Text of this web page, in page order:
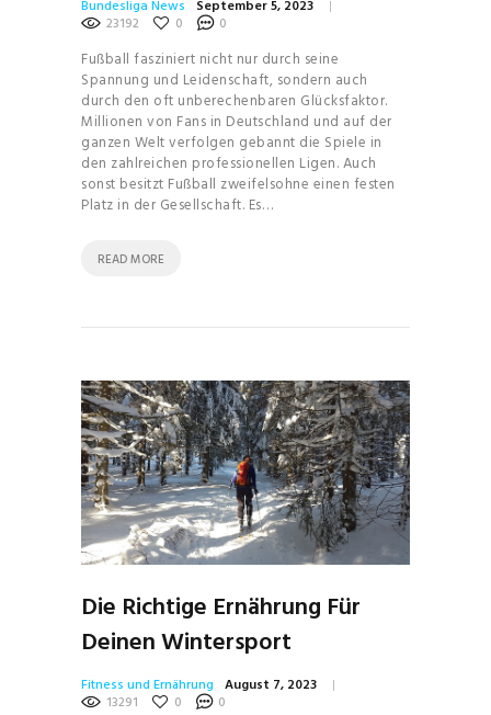
Bundesliga News September 5, 2023
23192
0 0
Fußball fasziniert nicht nur durch seine
Spannung und Leidenschaft, sondern auch
durch den oft unberechenbaren Glücksfaktor.
Millionen von Fans in Deutschland und auf der
ganzen Welt verfolgen gebannt die Spiele in
den zahlreichen professionellen Ligen. Auch
sonst besitzt Fußball zweifelsohne einen festen
Platz in der Gesellschaft. Es…
READ MORE
Die Richtige Ernährung Für
Deinen Wintersport
Fitness und Ernährung August 7, 2023
13291
0 0